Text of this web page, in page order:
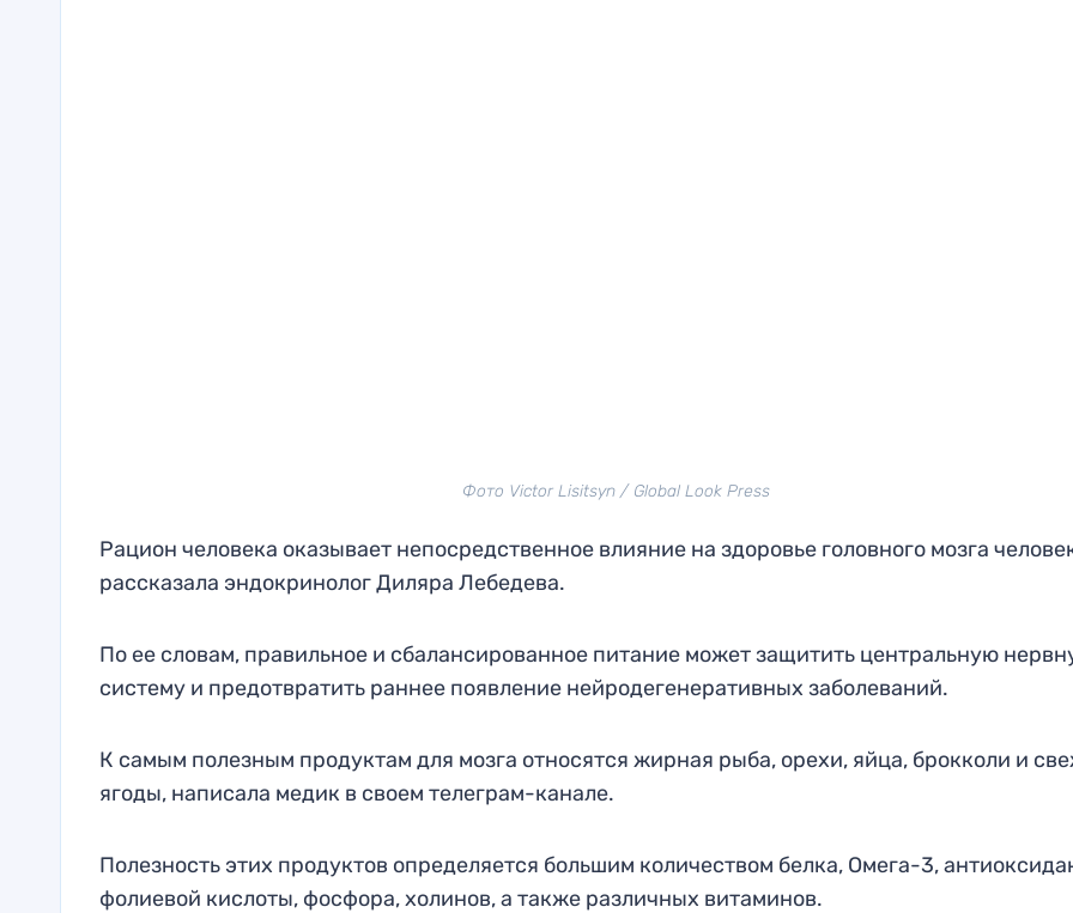
Фото Victor Lisitsyn / Global Look Press
Рацион человека оказывает непосредственное влияние на здоровье головного мозга
рассказала эндокринолог Диляра Лебедева.
По ее словам, правильное и сбалансированное питание может защитить центральную
систему и предотвратить раннее появление нейродегенеративных заболеваний.
К самым полезным продуктам для мозга относятся жирная рыба, орехи, яйца, брокколи и
ягоды, написала медик в своем телеграм-канале.
Полезность этих продуктов определяется большим количеством белка, Омега-3,
фолиевой кислоты, фосфора, холинов, а также различных витаминов.